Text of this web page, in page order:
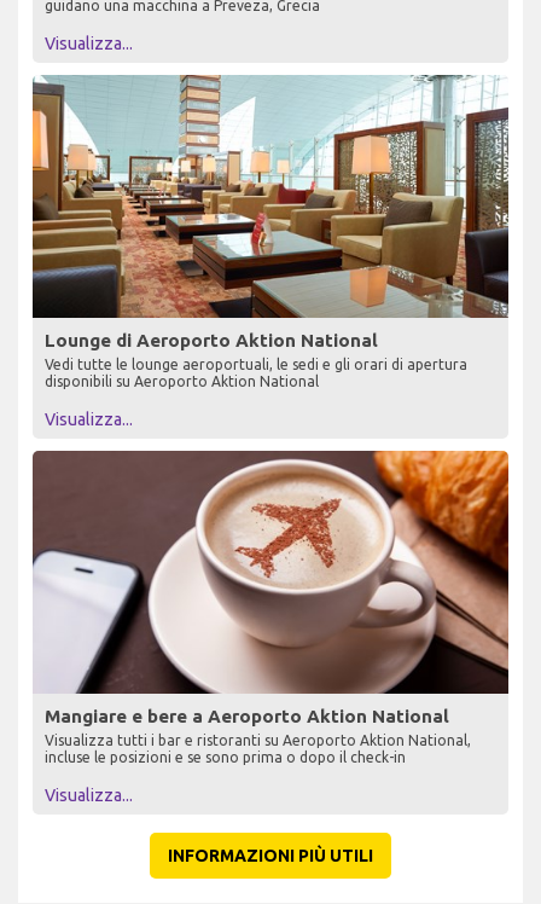
guidano una macchina a Preveza, Grecia
Visualizza...
Lounge di Aeroporto Aktion National
Vedi tutte le lounge aeroportuali, le sedi e gli orari di apertura
disponibili su Aeroporto Aktion National
Visualizza...
Mangiare e bere a Aeroporto Aktion National
Visualizza tutti i bar e ristoranti su Aeroporto Aktion National,
incluse le posizioni e se sono prima o dopo il check-in
Visualizza...
INFORMAZIONI PIÙ UTILI